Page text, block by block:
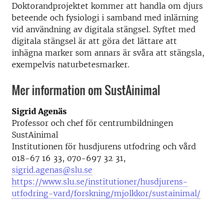
Doktorandprojektet kommer att handla om djurs
beteende och fysiologi i samband med inlärning
vid användning av digitala stängsel. Syftet med
digitala stängsel är att göra det lättare att
inhägna marker som annars är svåra att stängsla,
exempelvis naturbetesmarker.
Mer information om SustAinimal
Sigrid Agenäs
Professor och chef för centrumbildningen
SustAinimal
Institutionen för husdjurens utfodring och vård
018-67 16 33, 070-697 32 31,
sigrid.agenas@slu.se
https://www.slu.se/institutioner/husdjurens-
utfodring-vard/forskning/mjolkkor/sustainimal/